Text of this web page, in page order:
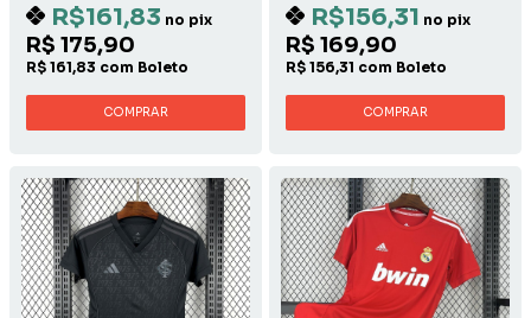
R$161,83 no pix
R$ 175,90
R$ 161,83 com Boleto
COMPRAR
R$156,31 no pix
R$ 169,90
R$ 156,31 com Boleto
COMPRAR